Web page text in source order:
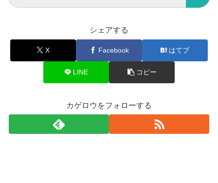
シェアする
X Facebook はてブ
LINE コピー
カゲロウをフォローする